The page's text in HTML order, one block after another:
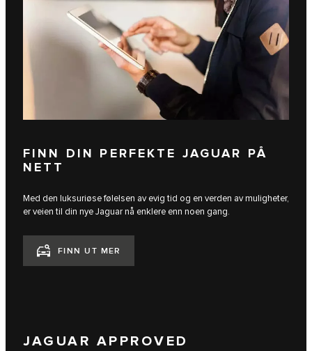
FINN DIN PERFEKTE JAGUAR PÅ
NETT
Med den luksuriøse følelsen av evig tid og en verden av muligheter,
er veien til din nye Jaguar nå enklere enn noen gang.
FINN UT MER
JAGUAR APPROVED